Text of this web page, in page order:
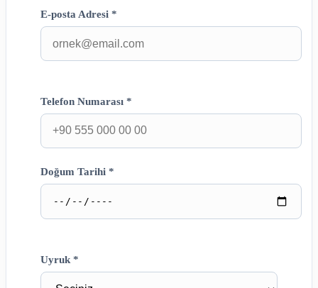
E-posta Adresi *
Telefon Numarası *
Doğum Tarihi *
Uyruk *